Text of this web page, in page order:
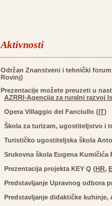
Aktivnosti
Održan Znanstveni i tehnički
Rovinj)
Prezentacije možete preuzeti u
AZRRI-Agencija za ruralni razvoj
Opera Villaggio del Fanciullo (IT)
Škola za turizam, ugostiteljstvo i
Turističko ugostiteljska škola
Srukovna škola Eugena Kumičića
Prezentacija projekta KEY Q (HR,
Predstavljanje Upravnog odbora
Predstavljanje didaktičke kuhinje,